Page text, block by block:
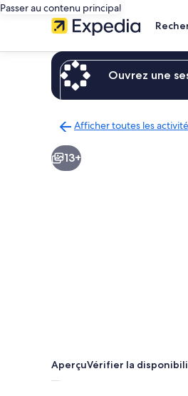
Passer au contenu principal
Ouvrez une
Afficher toutes les
à
la
13+
AperçuVérifier la